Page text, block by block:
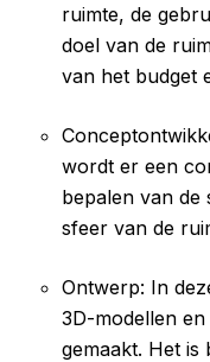
ruimte, de
doel van de
van het budget
wordt er een
bepalen van de
sfeer van de
Ontwerp: In
3D-modellen
gemaakt. Het is